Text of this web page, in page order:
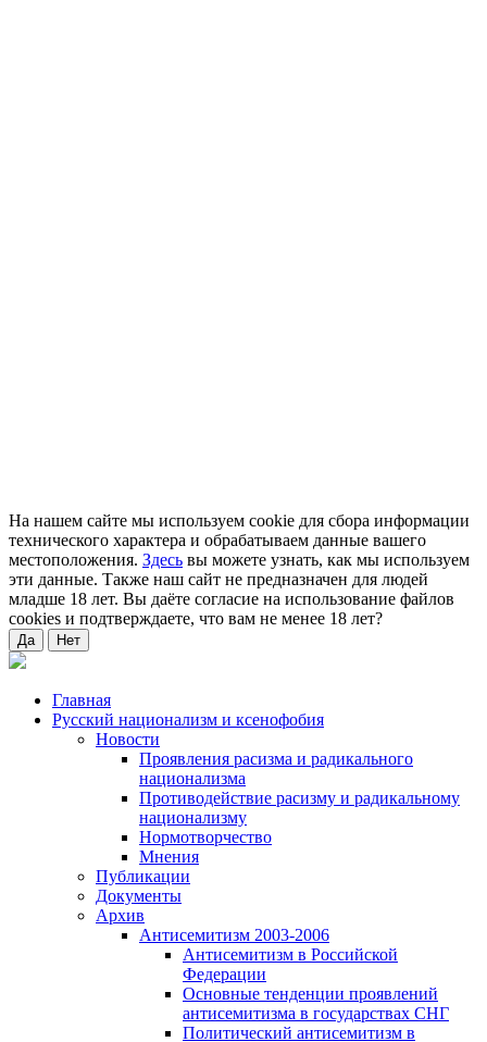
На нашем сайте мы используем cookie для сбора информации
технического характера и обрабатываем данные вашего
местоположения. Здесь вы можете узнать, как мы используем
эти данные. Также наш сайт не предназначен для людей
младше 18 лет. Вы даёте согласие на использование файлов
cookies и подтверждаете, что вам не менее 18 лет?
Да Нет
Главная
Русский национализм и ксенофобия
Новости
Проявления расизма и радикального
национализма
Противодействие расизму и радикальному
национализму
Нормотворчество
Мнения
Публикации
Документы
Архив
Антисемитизм 2003-2006
Антисемитизм в Российской
Федерации
Основные тенденции проявлений
антисемитизма в государствах СНГ
Политический антисемитизм в